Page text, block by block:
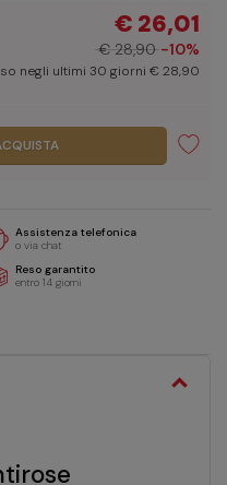
€ 26,01
€ 28,90 -10%
negli ultimi 30 giorni € 28,90
Assistenza telefonica
o via chat
Reso garantito
entro 14 giorni